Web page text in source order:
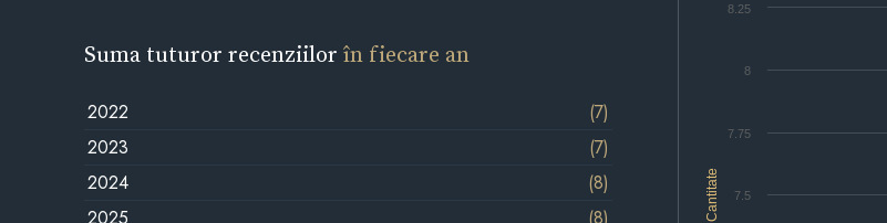
Cantitate 7.5
7.75
8
8.25
Suma tuturor recenziilorîn fiecare an
2022
(7)
2023
(7)
2024
(8)
2025
(8)